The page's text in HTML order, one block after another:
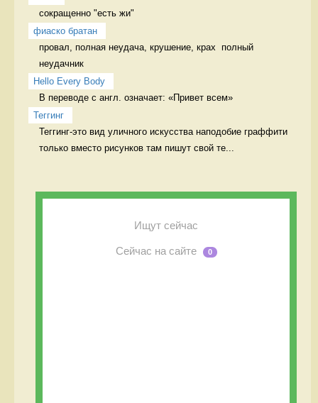
сокращенно "есть жи"
фиаско братан
провал, полная неудача, крушение, крах  полный
неудачник
Hello Every Body
В переводе с англ. означает: «Привет всем»
Теггинг
Теггинг-это вид уличного искусства наподобие граффити
только вместо рисунков там пишут свой те...
Ищут сейчас
Сейчас на сайте 0